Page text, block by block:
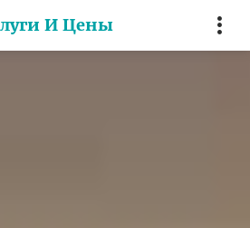
И Цены